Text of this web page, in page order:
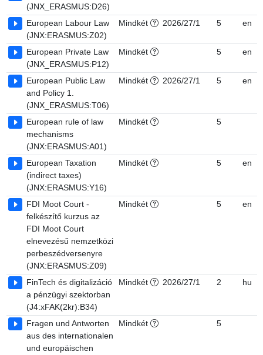
(JNX_ERASMUS:D26)
European Labour Law
(JNX:ERASMUS:Z02)
Mindkét 2026/27/1 5 en
European Private Law
(JNX_ERASMUS:P12)
Mindkét 5 en
European Public Law
and Policy 1.
(JNX_ERASMUS:T06)
Mindkét 2026/27/1 5 en
European rule of law
mechanisms
(JNX:ERASMUS:A01)
Mindkét 5
European Taxation
(indirect taxes)
(JNX:ERASMUS:Y16)
Mindkét 5 en
FDI Moot Court -
felkészítő kurzus az
FDI Moot Court
elnevezésű nemzetközi
perbeszédversenyre
(JNX:ERASMUS:Z09)
Mindkét 5 en
FinTech és digitalizáció
a pénzügyi szektorban
(J4:xFAK(2kr):B34)
Mindkét 2026/27/1 2 hu
Fragen und Antworten
aus des internationalen
und europäischen
Mindkét 5